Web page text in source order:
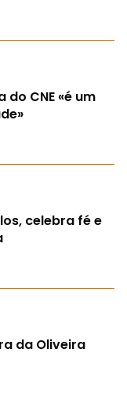
CNE «é um
celebra fé e
da Oliveira